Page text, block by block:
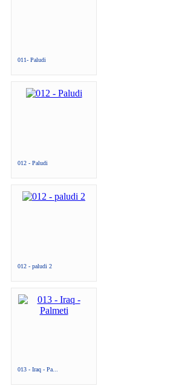
011- Paludi
012 - Paludi
012 - paludi 2
013 - Iraq - Pa...